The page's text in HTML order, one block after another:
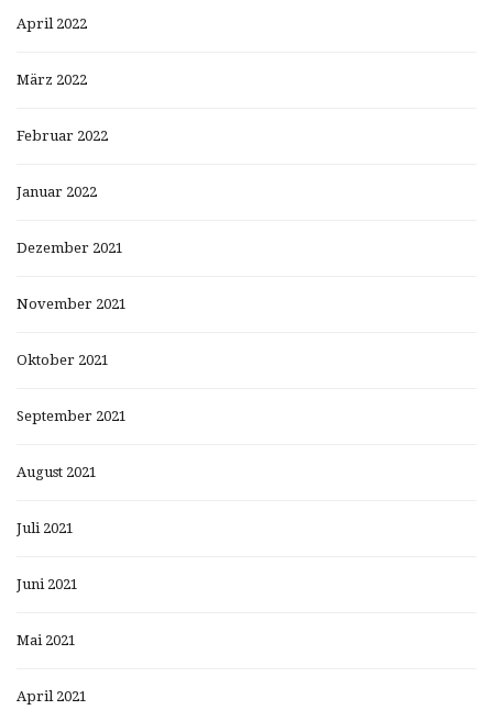
April 2022
März 2022
Februar 2022
Januar 2022
Dezember 2021
November 2021
Oktober 2021
September 2021
August 2021
Juli 2021
Juni 2021
Mai 2021
April 2021